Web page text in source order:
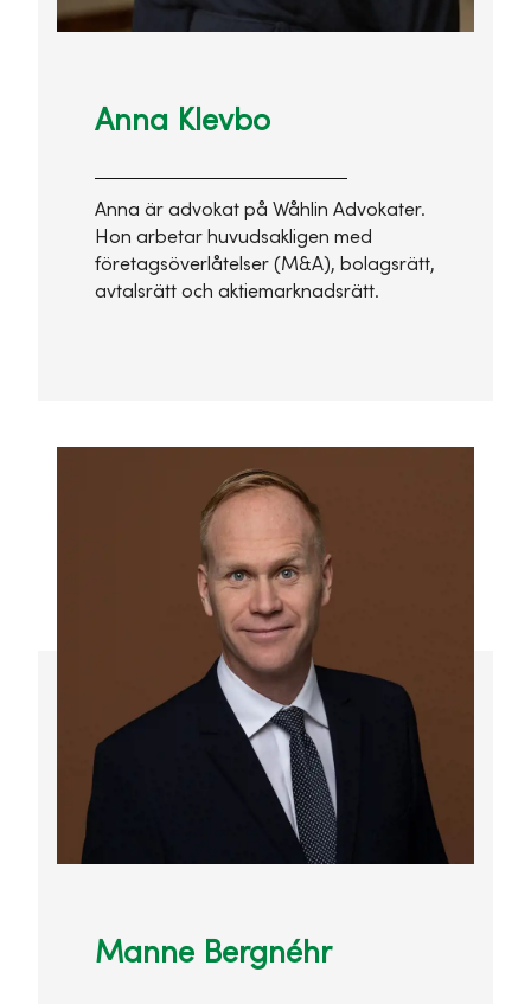
Anna Klevbo
Anna är advokat på Wåhlin Advokater.
Hon arbetar huvudsakligen med
företagsöverlåtelser (M&A), bolagsrätt,
avtalsrätt och aktiemarknadsrätt.
Manne Bergnéhr